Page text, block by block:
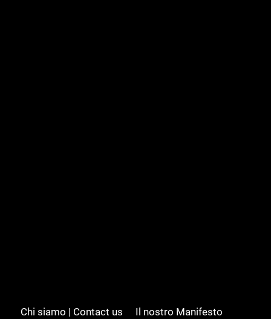
Chi siamo | Contact us Il nostro Manifesto